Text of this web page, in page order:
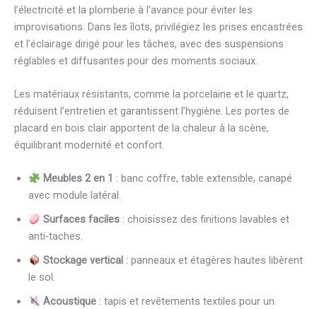
l’électricité et la plomberie à l’avance pour éviter les
improvisations. Dans les îlots, privilégiez les prises encastrées
et l’éclairage dirigé pour les tâches, avec des suspensions
réglables et diffusantes pour des moments sociaux.
Les matériaux résistants, comme la porcelaine et le quartz,
réduisent l’entretien et garantissent l’hygiène. Les portes de
placard en bois clair apportent de la chaleur à la scène,
équilibrant modernité et confort.
Meubles 2 en 1 : banc coffre, table extensible, canapé
avec module latéral.
Surfaces faciles: choisissez des finitions lavables et
anti-taches.
Stockage vertical: panneaux et étagères hautes libèrent
le sol.
Acoustique: tapis et revêtements textiles pour un